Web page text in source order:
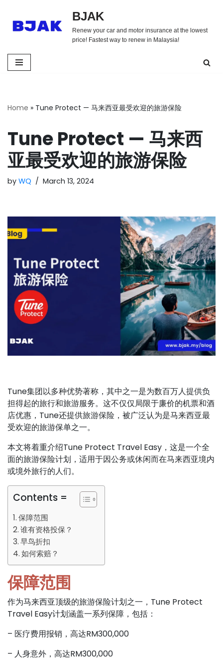
Skip
BJAK
Renew your car and motor insurance at the lowest
price! Fastest way to renew in Malaysia!
Home » Tune Protect — 马来西亚最受欢迎的旅游保险
Tune Protect — 马来西
亚最受欢迎的旅游保险
by WQ March 13, 2024
Tune集团以多种优势著称，其中之一是为数百万人提供负
担得起的旅行和旅游服务。这不仅仅局限于廉价的机票和酒
店优惠，Tune还提供旅游保险，被广泛认为是马来西亚最
受欢迎的旅游保单之一。
本文将着重介绍Tune Protect Travel Easy，这是一个全
面的旅游保险计划，适用于因公务或休闲而在马来西亚境内
或境外旅行的人们。
Contents =
保障范围
谁有资格投保？
早鸟折扣
如何索赔？
保障范围
作为马来西亚顶级的旅游保险计划之一，Tune Protect
Travel Easy计划涵盖一系列保障，包括：
– 医疗费用报销，高达RM300,000
– 人身意外，高达RM300,000